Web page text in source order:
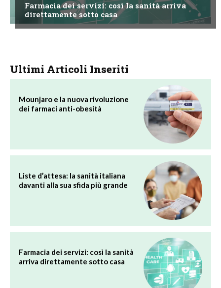
Farmacia dei servizi: così la sanità arriva
direttamente sotto casa
Ultimi Articoli Inseriti
Mounjaro e la nuova rivoluzione
dei farmaci anti-obesità
Liste d’attesa: la sanità italiana
davanti alla sua sfida più grande
Farmacia dei servizi: così la sanità
arriva direttamente sotto casa